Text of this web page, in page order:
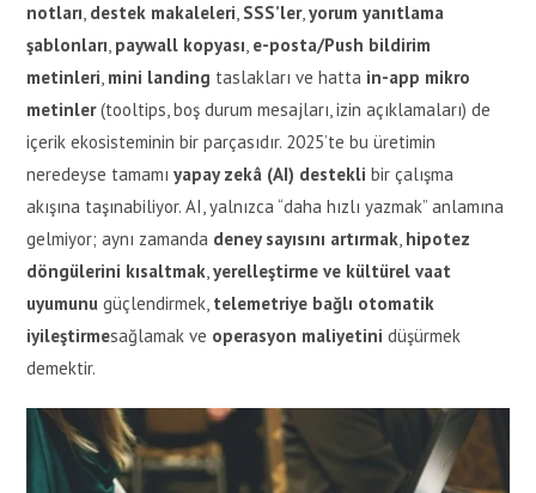
notları, destek makaleleri, SSS’ler,yorum yanıtlama
şablonları, paywall kopyası, e-posta/Push bildirim
metinleri, mini landing taslakları ve hatta in-app mikro
metinler(tooltips, boş durum mesajları, izin açıklamaları) de
içerik ekosisteminin bir parçasıdır. 2025’te bu üretimin
neredeyse tamamıyapay zekâ (AI) destekli bir çalışma
akışına taşınabiliyor. AI, yalnızca “daha hızlı yazmak” anlamına
gelmiyor; aynı zamanda deney sayısını artırmak, hipotez
döngülerini kısaltmak,yerelleştirme ve kültürel vaat
uyumunu güçlendirmek, telemetriye bağlı otomatik
iyileştirmesağlamak ve operasyon maliyetini düşürmek
demektir.